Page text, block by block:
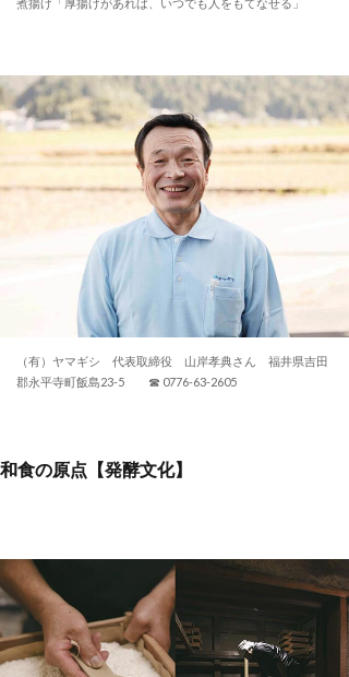
（有）ヤマギシ 代表取締役 山岸孝典さん 福井県吉田
郡永平寺町飯島23-5 ☎ 0776-63-2605
和食の原点【発酵文化】